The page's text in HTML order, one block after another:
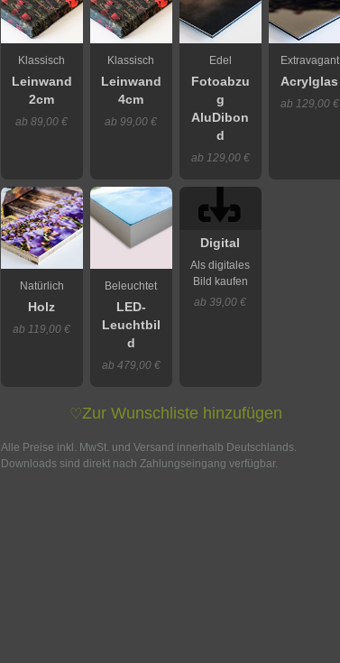
Klassisch
Leinwand
2cm
ab 89,00 €
Klassisch
Leinwand
4cm
ab 99,00 €
Edel
Fotoabzu
g
AluDibon
d
ab 129,00 €
Extravagant
Acrylglas
ab 129,00 €
Natürlich
Holz
ab 119,00 €
Beleuchtet
LED-
Leuchtbil
d
ab 479,00 €
Digital
Als digitales
Bild kaufen
ab 39,00 €
♡Zur Wunschliste hinzufügen
Alle Preise inkl. MwSt. und Versand innerhalb Deutschlands.
Downloads sind direkt nach Zahlungseingang verfügbar.